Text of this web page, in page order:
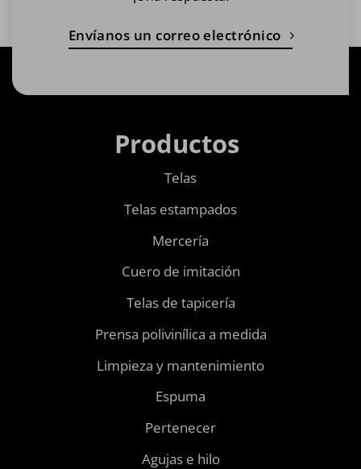
Envíanos un correo electrónico
Productos
Telas
Telas estampados
Mercería
Cuero de imitación
Telas de tapicería
Prensa polivinílica a medida
Limpieza y mantenimiento
Espuma
Pertenecer
Agujas e hilo